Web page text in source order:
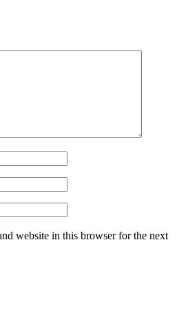
website in this browser for the next